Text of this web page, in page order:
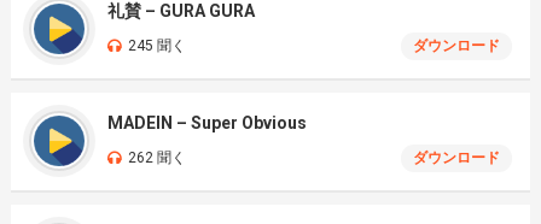
礼賛 – GURA GURA
245 聞く ダウンロード
MADEIN – Super Obvious
262 聞く ダウンロード